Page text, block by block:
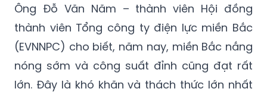
Ông Đỗ Văn Năm – thành viên Hội đồng
thành viên Tổng công ty điện lực miền Bắc
(EVNNPC) cho biết, năm nay, miền Bắc nắng
nóng sớm và công suất đỉnh cũng đạt rất
lớn. Đây là khó khăn và thách thức lớn nhất